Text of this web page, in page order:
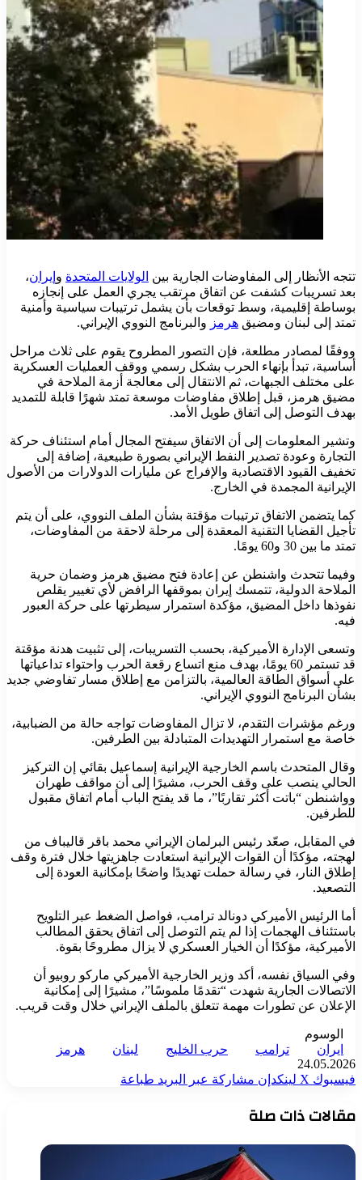
تتجه الأنظار إلى المفاوضات الجارية بين الولايات المتحدة و إيران،
بعد تسريبات كشفت عن اتفاق مرتقب يجري العمل على إنجازه
بوساطة إقليمية، وسط توقعات بأن يشمل ترتيبات سياسية وأمنية
تمتد إلى لبنان ومضيق هرمز والبرنامج النووي الإيراني.
ووفقًا لمصادر مطلعة، فإن التصور المطروح يقوم على ثلاث مراحل
أساسية، تبدأ بإنهاء الحرب بشكل رسمي ووقف العمليات العسكرية
على مختلف الجبهات، ثم الانتقال إلى معالجة أزمة الملاحة في
مضيق هرمز، قبل إطلاق مفاوضات موسعة تمتد شهرًا قابلة للتمديد
بهدف التوصل إلى اتفاق طويل الأمد.
وتشير المعلومات إلى أن الاتفاق سيفتح المجال أمام استئناف حركة
التجارة وعودة تصدير النفط الإيراني بصورة طبيعية، إضافة إلى
تخفيف القيود الاقتصادية والإفراج عن مليارات الدولارات من الأصول
الإيرانية المجمدة في الخارج.
كما يتضمن الاتفاق ترتيبات مؤقتة بشأن الملف النووي، على أن يتم
تأجيل القضايا التقنية المعقدة إلى مرحلة لاحقة من المفاوضات،
تمتد ما بين 30 و60 يومًا.
وفيما تتحدث واشنطن عن إعادة فتح مضيق هرمز وضمان حرية
الملاحة الدولية، تتمسك إيران بموقفها الرافض لأي تغيير يقلص
نفوذها داخل المضيق، مؤكدة استمرار سيطرتها على حركة العبور
فيه.
وتسعى الإدارة الأميركية، بحسب التسريبات، إلى تثبيت هدنة مؤقتة
قد تستمر 60 يومًا، بهدف منع اتساع رقعة الحرب واحتواء تداعياتها
على أسواق الطاقة العالمية، بالتزامن مع إطلاق مسار تفاوضي جديد
بشأن البرنامج النووي الإيراني.
ورغم مؤشرات التقدم، لا تزال المفاوضات تواجه حالة من الضبابية،
خاصة مع استمرار التهديدات المتبادلة بين الطرفين.
وقال المتحدث باسم الخارجية الإيرانية إسماعيل بقائي إن التركيز
الحالي ينصب على وقف الحرب، مشيرًا إلى أن مواقف طهران
وواشنطن “باتت أكثر تقاربًا”، ما قد يفتح الباب أمام اتفاق مقبول
للطرفين.
في المقابل، صعّد رئيس البرلمان الإيراني محمد باقر قاليباف من
لهجته، مؤكدًا أن القوات الإيرانية استعادت جاهزيتها خلال فترة وقف
إطلاق النار، في رسالة حملت تهديدًا واضحًا بإمكانية العودة إلى
التصعيد.
أما الرئيس الأميركي دونالد ترامب، فواصل الضغط عبر التلويح
باستئناف الهجمات إذا لم يتم التوصل إلى اتفاق يحقق المطالب
الأميركية، مؤكدًا أن الخيار العسكري لا يزال مطروحًا بقوة.
وفي السياق نفسه، أكد وزير الخارجية الأميركي ماركو روبيو أن
الاتصالات الجارية شهدت “تقدمًا ملموسًا”، مشيرًا إلى إمكانية
الإعلان عن تطورات مهمة تتعلق بالملف الإيراني خلال وقت قريب.
الوسوم
ايران
ترامب حرب الخليج لبنان
هرمز
24.05.2026
فيسبوك ‫X لينكدإن مشاركة عبر البريد طباعة
مقالات ذات صلة